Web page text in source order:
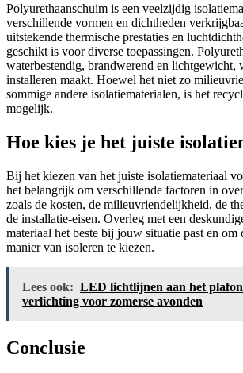
Polyurethaanschuim is een veelzijdig
verschillende vormen en dichtheden
uitstekende thermische prestaties en
geschikt is voor diverse toepassingen.
waterbestendig, brandwerend en lichtgewicht,
installeren maakt. Hoewel het niet zo
sommige andere isolatiematerialen, is het
mogelijk.
Hoe kies je het juiste
Bij het kiezen van het juiste isolatiemateriaal
het belangrijk om verschillende factoren in
zoals de kosten, de milieuvriendelijkheid, de
de installatie-eisen. Overleg met een
materiaal het beste bij jouw situatie past en om
manier van isoleren te kiezen.
Lees ook: LED lichtlijnen aan het
verlichting voor zomerse avonden
Conclusie